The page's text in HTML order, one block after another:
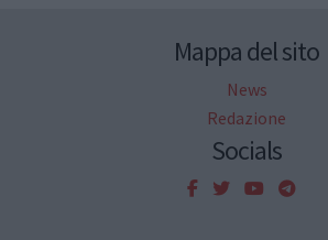
Mappa del sito
News
Redazione
Socials